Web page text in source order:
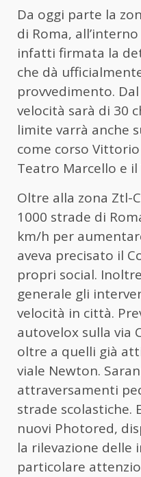
Da oggi parte la
di Roma,
infatti firmata la
che dà
provvedimento.
velocità sarà di 30
limite varrà anche
come corso
Teatro Marcello e
Oltre alla zona Ztl-
1000 strade di
km/h per
aveva precisato il
propri social.
generale gli
velocità in città.
autovelox sulla via
oltre a quelli già
viale Newton.
attraversamenti
strade scolastiche.
nuovi Photored,
la rilevazione delle
particolare